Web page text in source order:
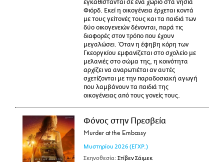
εγκαθίστανται σε ένα χωριό στα νησιά
Φιόρδ. Εκεί η οικογένεια έρχεται κοντά
με τους γείτονές τους και τα παιδιά των
δύο οικογενειών δένονται, παρά τις
διαφορές στον τρόπο που έχουν
μεγαλώσει. Όταν η έφηβη κόρη των
Γκεοργκίου εμφανίζεται στο σχολείο με
μελανιές στο σώμα της, η κοινότητα
αρχίζει να αναρωτιέται αν αυτές
σχετίζονται με την παραδοσιακή αγωγή
που λαμβάνουν τα παιδιά της
οικογένειας από τους γονείς τους.
Φόνος στην Πρεσβεία
Murder at the Embassy
Μυστηρίου 2026 (ΕΓΧΡ.)
Σκηνοθεσία: Στίβεν Σάιμεκ